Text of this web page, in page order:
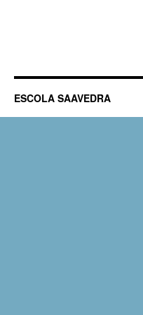
ESCOLA SAAVEDRA